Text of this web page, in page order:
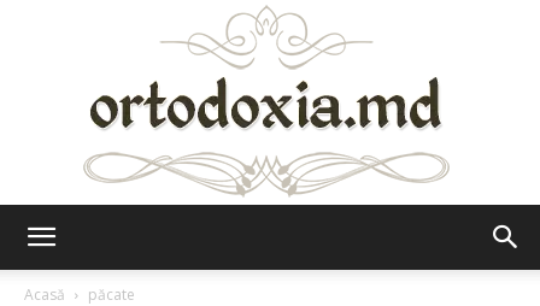
Acasă
păcate